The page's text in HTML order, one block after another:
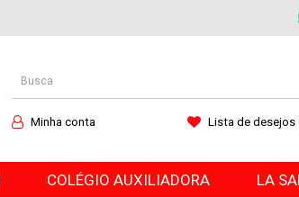
Minha conta Lista de desejos
COLÉGIO AUXILIADORA LA